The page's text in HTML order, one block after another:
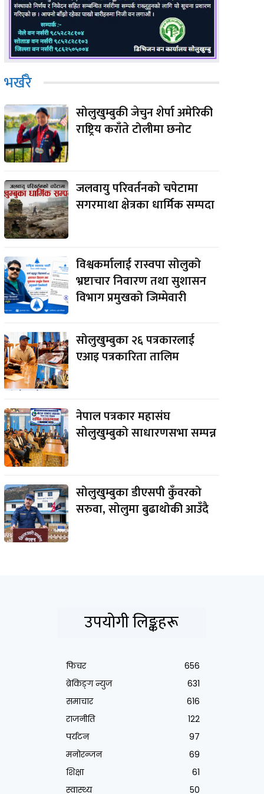
भर्खरै
सोलुखुम्बुकी जेचुन शेर्पा अमेरिकी
राष्ट्रिय कराँते टोलीमा छनोट
जलवायु परिवर्तनको चपेटामा
सगरमाथा क्षेत्रका धार्मिक सम्पदा
विश्वकर्मालाई रास्वपा सोलुको
भ्रष्टाचार निवारण तथा सुशासन
विभाग प्रमुखको जिम्मेवारी
सोलुखुम्बुका २६ पत्रकारलाई
एआइ पत्रकारिता तालिम
नेपाल पत्रकार महासंघ
सोलुखुम्बुको साधारणसभा सम्पन्न
सोलुखुम्बुका डीएसपी कुँवरको
सरुवा, सोलुमा बुढाथोकी आउँदै
उपयोगी लिङ्कहरू
फिचर
656
ब्रेकिङ्ग न्युज
631
समाचार
616
राजनीति
122
पर्यटन
97
मनोरन्जन
69
शिक्षा
61
स्वास्थ्य
50